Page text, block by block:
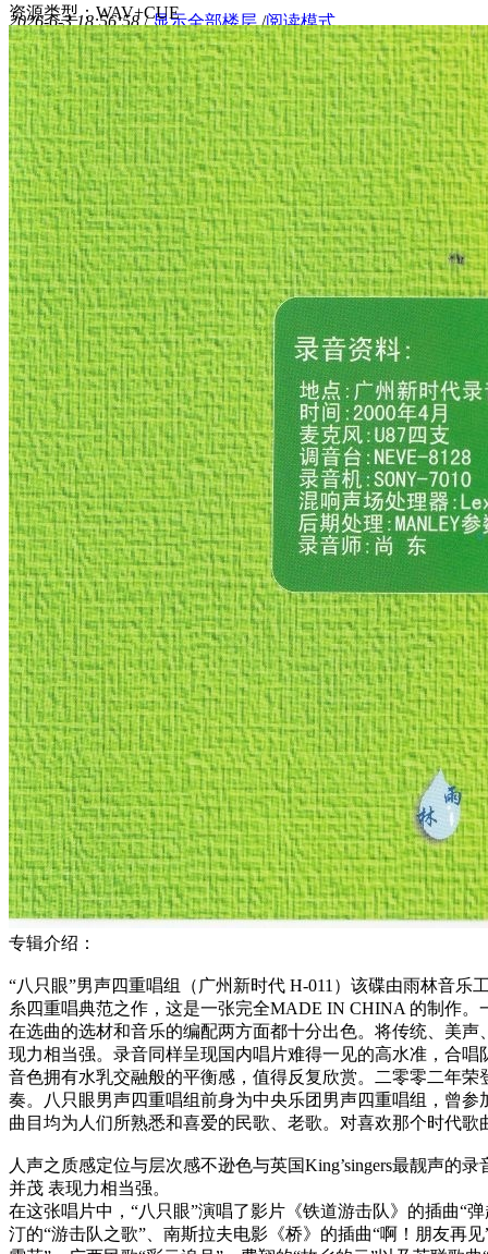
2026-6-3 18:56:58 / 显示全部楼层 /阅读模式
4130
资源类型：WAV+CUE
专辑介绍：
“八只眼”男声四重唱组（广州新时代 H-011）该碟由雨林音乐
糸四重唱典范之作，这是一张完全MADE IN CHINA 的制作
在选曲的选材和音乐的编配两方面都十分出色。将传统、美
现力相当强。录音同样呈现国内唱片难得一见的高水准，合
音色拥有水乳交融般的平衡感，值得反复欣赏。二零零二年
奏。八只眼男声四重唱组前身为中央乐团男声四重唱组，曾
曲目均为人们所熟悉和喜爱的民歌、老歌。对喜欢那个时代歌
人声之质感定位与层次感不逊色与英国King’singers最靓声的
并茂 表现力相当强。
在这张唱片中，“八只眼”演唱了影片《铁道游击队》的插曲“
汀的“游击队之歌”、南斯拉夫电影《桥》的插曲“啊！朋友再